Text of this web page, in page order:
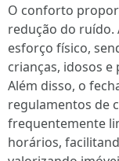
O conforto
redução do ruído.
esforço físico,
crianças, idosos
Além disso, o
regulamentos de
frequentemente
horários,